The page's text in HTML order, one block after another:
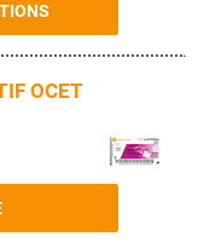
OCET